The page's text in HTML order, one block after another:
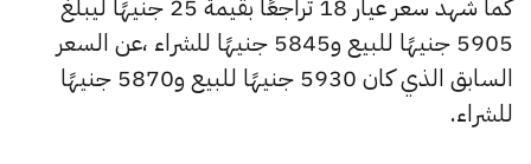
5905 جنيهًا للبيع و5845 جنيهًا للشراء ،عن السعر
السابق الذي كان 5930 جنيهًا للبيع و5870 جنيهًا
للشراء.